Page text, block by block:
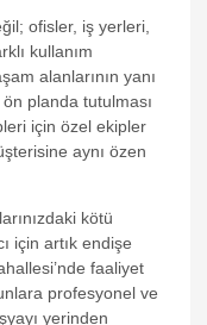
ofisler, iş yerleri,
kullanım
alanlarının yanı
planda tutulması
için özel ekipler
aynı özen
kötü
için artık endişe
faaliyet
profesyonel ve
yerinden